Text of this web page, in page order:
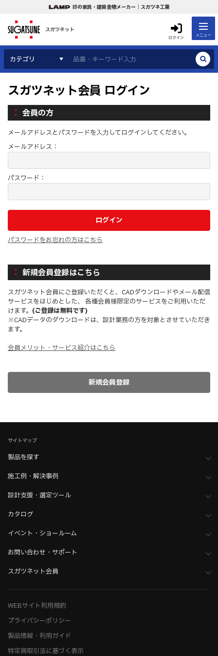
印の家具・建築金物メーカー｜スガツネ工業
スガツネット
ログイン メニュー
カテゴリ
スガツネット会員 ログイン
会員の方
メールアドレスとパスワードを入力してログインしてください。
メールアドレス：
パスワード：
パスワードをお忘れの方はこちら
新規会員登録はこちら
スガツネット会員にご登録いただくと、CADダウンロードやメール配信
サービスをはじめとした、 各種会員様限定のサービスをご利用いただ
けます。 (ご登録は無料です)
※CADデータのダウンロードは、設計業務の方を対象とさせていただき
ます。
会員メリット・サービス紹介はこちら
サイトマップ
製品を探す
施工例・解決事例
設計支援・選定ツール
カタログ
イベント・ショールーム
お問い合わせ・サポート
スガツネット会員
WEBサイト利用規約
プライバシーポリシー
製品情報・利用ガイド
特定商取引法に基づく表示